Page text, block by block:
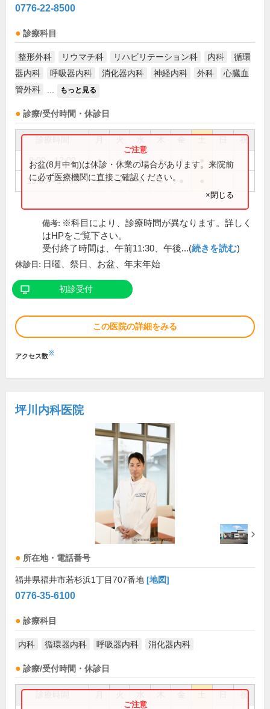
0776-22-8500
診療科目
整形外科 リウマチ科 リハビリテーション科 内科
循環
器内科
呼吸器内科 消化器内科 神経内科 外科
心臓血
管外科
もっと見る
診療/受付時間・休診日
祝
9:00～12:00 ● ● ● ● ●
13:00～17:00 ● ● ● ●
お盆(8月中旬)は休診・休業の場合があります。来院前
に必ず医療機関に直接ご確認ください。
×閉じる
備考: ※科目により、診療時間が異なります。詳しく
はHPをご覧下さい。
受付終了時間は、午前11:30、午後...(続きを読む)
休診日: 日曜、祭日、お盆、年末年始
初診受付
この医院の詳細をみる
アクセス数※
坪川内科医院
所在地・電話番号
福井県福井市若杉浜1丁目707番地 [地図]
0776-35-6100
診療科目
内科 循環器内科 呼吸器内科 消化器内科
診療/受付時間・休診日
祝